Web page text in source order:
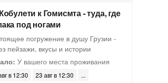
к Гомисмта - туда, где
под ногами
погружение в душу Грузии -
пейзажи, вкусы и истории
У вашего места проживания
в 12:30 23 авг в 12:30